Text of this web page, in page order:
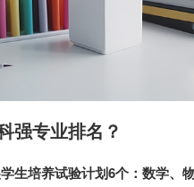
强专业排名？
生培养试验计划6个：数学、物